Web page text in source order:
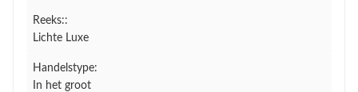
Reeks::
Lichte Luxe
Handelstype:
In het groot